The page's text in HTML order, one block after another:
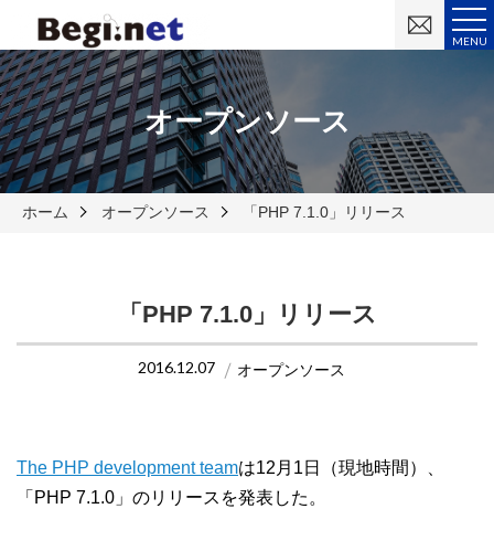
MENU
い
オープンソース
ホーム オープンソース 「PHP 7.1.0」リリース
「PHP 7.1.0」リリース
2016.12.07 オープンソース
The PHP development teamは12月1日（現地時間）、
「PHP 7.1.0」のリリースを発表した。